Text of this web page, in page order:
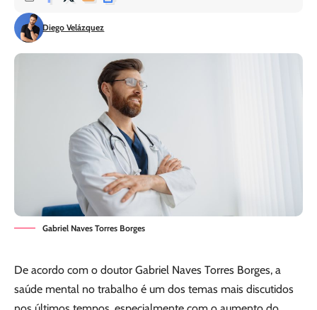
Diego Velázquez
Gabriel Naves Torres Borges
De acordo com o doutor Gabriel Naves Torres Borges, a
saúde mental no trabalho é um dos temas mais discutidos